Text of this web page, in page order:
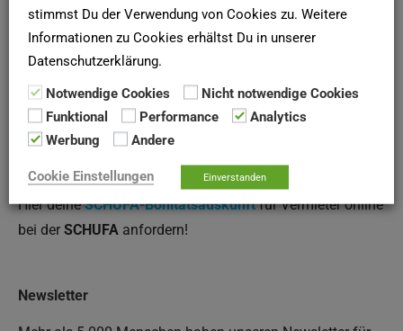
(Quelle: Baugenossenschaft Bochum eG, Stand Juli
2019)
SCHUFA-AUSKUNFT
Hier deineSCHUFA-Bonitätsauskunftfür Vermieter online
bei der SCHUFA anfordern!
Newsletter
stimmst Du der Verwendung von Cookies zu. Weitere
Informationen zu Cookies erhältst Du in unserer
Datenschutzerklärung.
Notwendige Cookies
Nicht notwendige Cookies
Funktional
Performance
Analytics
Werbung
Andere
Cookie Einstellungen Einverstanden